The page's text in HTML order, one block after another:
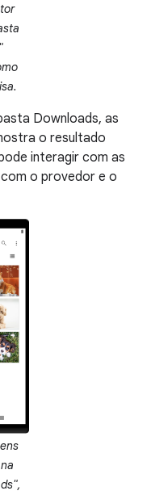
Downloads, as
o resultado
interagir com as
o provedor e o